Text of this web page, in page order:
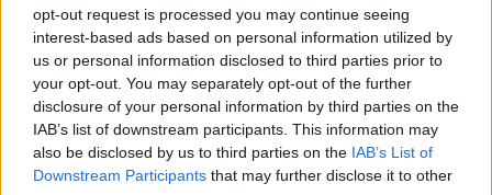
opt-out request is processed you may continue seeing
interest-based ads based on personal information utilized by
us or personal information disclosed to third parties prior to
your opt-out. You may separately opt-out of the further
disclosure of your personal information by third parties on the
IAB’s list of downstream participants. This information may
also be disclosed by us to third parties on the IAB’s List of
Downstream Participants that may further disclose it to other
ακόμη μια φορά, τις απευθείας διαπραγματεύσεις
ανάμεσα στη λιβανική και την ισραηλινή κυβέρνηση, ενώ
υπογράμμισε ότι ο αφοπλισμός της παράταξής του, που
απαιτούν οι αρχές στη Βηρυτό, δεν θα ήταν τίποτε άλλο
παρά η υλοποίηση «ισραηλινού σχεδίου».